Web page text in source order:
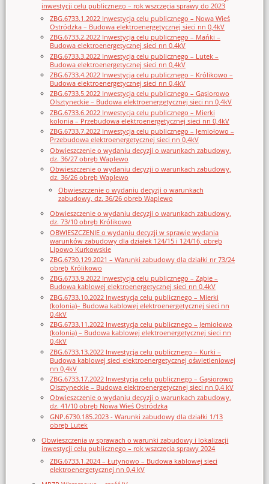
inwestycji celu publicznego – rok wszczęcia sprawy do 2023
ZBG.6733.1.2022 Inwestycja celu publicznego – Nowa Wieś
Ostródzka – Budowa elektroenergetycznej sieci nn 0,4kV
ZBG.6733.2.2022 Inwestycja celu publicznego – Mańki –
Budowa elektroenergetycznej sieci nn 0,4kV
ZBG.6733.3.2022 Inwestycja celu publicznego – Lutek –
Budowa elektroenergetycznej sieci nn 0,4kV
ZBG.6733.4.2022 Inwestycja celu publicznego – Królikowo –
Budowa elektroenergetycznej sieci nn 0,4kV
ZBG.6733.5.2022 Inwestycja celu publicznego – Gąsiorowo
Olsztyneckie – Budowa elektroenergetycznej sieci nn 0,4kV
ZBG.6733.6.2022 Inwestycja celu publicznego – Mierki
kolonia – Przebudowa elektroenergetycznej sieci nn 0,4kV
ZBG.6733.7.2022 Inwestycja celu publicznego – Jemiołowo –
Przebudowa elektroenergetycznej sieci nn 0,4kV
Obwieszczenie o wydaniu decyzji o warunkach zabudowy,
dz. 36/27 obręb Waplewo
Obwieszczenie o wydaniu decyzji o warunkach zabudowy,
dz. 36/26 obręb Waplewo
Obwieszczenie o wydaniu decyzji o warunkach
zabudowy, dz. 36/26 obręb Waplewo
Obwieszczenie o wydaniu decyzji o warunkach zabudowy,
dz. 73/10 obręb Królikowo
OBWIESZCZENIE o wydaniu decyzji w sprawie wydania
warunków zabudowy dla działek 124/15 i 124/16, obręb
Lipowo Kurkowskie
ZBG.6730.129.2021 – Warunki zabudowy dla działki nr 73/24
obręb Królikowo
ZBG.6733.9.2022 Inwestycja celu publicznego – Ząbie –
Budowa kablowej elektroenergetycznej sieci nn 0,4kV
ZBG.6733.10.2022 Inwestycja celu publicznego – Mierki
(kolonia)– Budowa kablowej elektroenergetycznej sieci nn
0,4kV
ZBG.6733.11.2022 Inwestycja celu publicznego – Jemiołowo
(kolonia) – Budowa kablowej elektroenergetycznej sieci nn
0,4kV
ZBG.6733.13.2022 Inwestycja celu publicznego – Kurki –
Budowa kablowej sieci elektroenergetycznej oświetleniowej
nn 0,4kV
ZBG.6733.17.2022 Inwestycja celu publicznego – Gąsiorowo
Olsztyneckie – Budowa elektroenergetycznej sieci nn 0,4 kV
Obwieszczenie o wydaniu decyzji o warunkach zabudowy,
dz. 41/10 obręb Nowa Wieś Ostródzka
GNP.6730.185.2023 - Warunki zabudowy dla działki 1/13
obręb Lutek
Obwieszczenia w sprawach o warunki zabudowy i lokalizacji
inwestycji celu publicznego – rok wszczęcia sprawy 2024
ZBG.6733.1.2024 – Łutynowo – Budowa kablowej sieci
elektroenergetycznej nn 0,4 kV